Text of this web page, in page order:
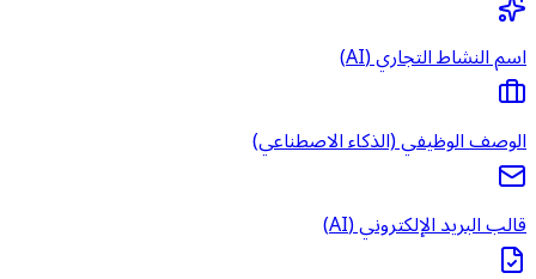
اسم النشاط التجاري (AI)
الوصف الوظيفي (الذكاء الاصطناعي)
قالب البريد الإلكتروني (AI)